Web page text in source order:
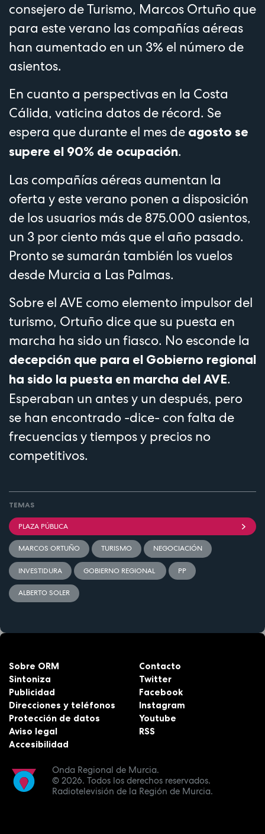
consejero de Turismo, Marcos Ortuño que
para este verano las compañías aéreas
han aumentado en un 3% el número de
asientos.
En cuanto a perspectivas en la Costa
Cálida, vaticina datos de récord. Se
espera que durante el mes de agosto se
supere el 90% de ocupación.
Las compañías aéreas aumentan la
oferta y este verano ponen a disposición
de los usuarios más de 875.000 asientos,
un 3 por ciento más que el año pasado.
Pronto se sumarán también los vuelos
desde Murcia a Las Palmas.
Sobre el AVE como elemento impulsor del
turismo, Ortuño dice que su puesta en
marcha ha sido un fiasco. No esconde la
decepción que para el Gobierno regional
ha sido la puesta en marcha del AVE.
Esperaban un antes y un después, pero
se han encontrado -dice- con falta de
frecuencias y tiempos y precios no
competitivos.
TEMAS
PLAZA PÚBLICA
MARCOS ORTUÑO TURISMO NEGOCIACIÓN
INVESTIDURA GOBIERNO REGIONAL PP
ALBERTO SOLER
Onda Regional de Murcia.
© 2026. Todos los derechos reservados.
Radiotelevisión de la Región de Murcia.
Sobre ORM
Sintoniza
Publicidad
Direcciones y teléfonos
Protección de datos
Aviso legal
Accesibilidad
Contacto
Twitter
Facebook
Instagram
Youtube
RSS